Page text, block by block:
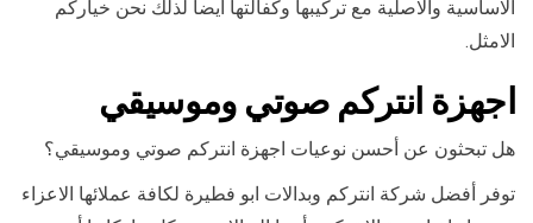
الاساسية والاصلية مع تركيبها وكفالتها أيضا لذلك نحن خياركم
الامثل.
اجهزة انتركم صوتي وموسيقي
هل تبحثون عن أحسن نوعيات اجهزة انتركم صوتي وموسيقي؟
توفر أفضل شركة انتركم وبدالات ابو فطيرة لكافة عملائها الاعزاء